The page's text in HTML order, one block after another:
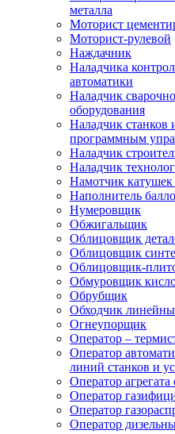
металла
Моторист
Моторист-рулевой
Наждачник
Наладчика
автоматики
Наладчик
оборудования
Наладчик станков
программным
Наладчик
Наладчик
Намотчик катушек
Наполнитель
Нумеровщик
Обжигальщик
Облицовщик
Облицовщик
Облицовщик-
Обмуровщик
Обрубщик
Обходчик
Огнеупорщик
Оператор –
Оператор
линий станков и
Оператор
Оператор
Оператор
Оператор